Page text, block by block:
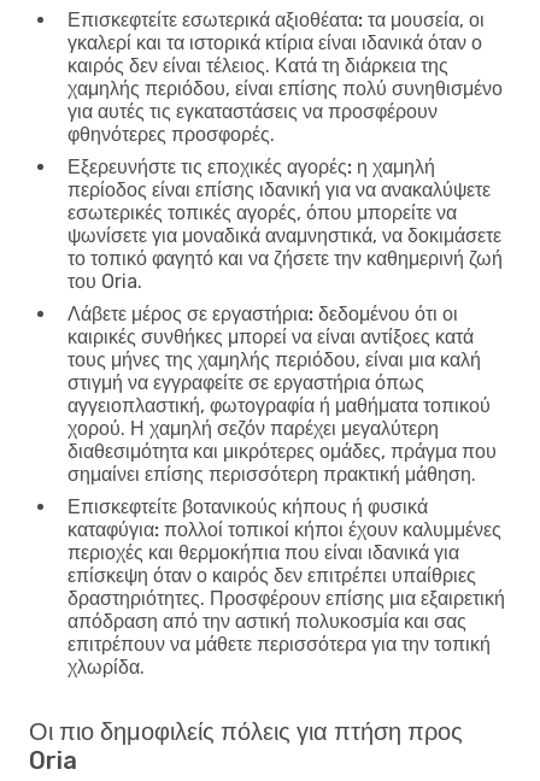
Επισκεφτείτε εσωτερικά αξιοθέατα: τα μουσεία, οι
γκαλερί και τα ιστορικά κτίρια είναι ιδανικά όταν ο
καιρός δεν είναι τέλειος. Κατά τη διάρκεια της
χαμηλής περιόδου, είναι επίσης πολύ συνηθισμένο
για αυτές τις εγκαταστάσεις να προσφέρουν
φθηνότερες προσφορές.
Εξερευνήστε τις εποχικές αγορές: η χαμηλή
περίοδος είναι επίσης ιδανική για να ανακαλύψετε
εσωτερικές τοπικές αγορές, όπου μπορείτε να
ψωνίσετε για μοναδικά αναμνηστικά, να δοκιμάσετε
το τοπικό φαγητό και να ζήσετε την καθημερινή ζωή
του Oria.
Λάβετε μέρος σε εργαστήρια: δεδομένου ότι οι
καιρικές συνθήκες μπορεί να είναι αντίξοες κατά
τους μήνες της χαμηλής περιόδου, είναι μια καλή
στιγμή να εγγραφείτε σε εργαστήρια όπως
αγγειοπλαστική, φωτογραφία ή μαθήματα τοπικού
χορού. Η χαμηλή σεζόν παρέχει μεγαλύτερη
διαθεσιμότητα και μικρότερες ομάδες, πράγμα που
σημαίνει επίσης περισσότερη πρακτική μάθηση.
Επισκεφτείτε βοτανικούς κήπους ή φυσικά
καταφύγια: πολλοί τοπικοί κήποι έχουν καλυμμένες
περιοχές και θερμοκήπια που είναι ιδανικά για
επίσκεψη όταν ο καιρός δεν επιτρέπει υπαίθριες
δραστηριότητες. Προσφέρουν επίσης μια εξαιρετική
απόδραση από την αστική πολυκοσμία και σας
επιτρέπουν να μάθετε περισσότερα για την τοπική
χλωρίδα.
Οι πιο δημοφιλείς πόλεις για πτήση προς
Oria